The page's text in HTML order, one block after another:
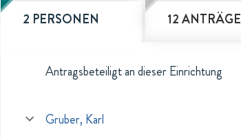
2 PERSONEN 12 ANTRÄGE
Antragsbeteiligt an dieser Einrichtung
Gruber, Karl